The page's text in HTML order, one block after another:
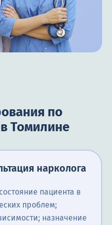
по
Томилине
нарколога
пациента в
проблем;
назначение